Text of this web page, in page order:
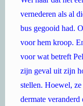
vernederen als al
bus gegooid had.
voor hem kroop.
voor wat betreft
zijn geval uit zijn
stellen. Hoewel, ze
dermate